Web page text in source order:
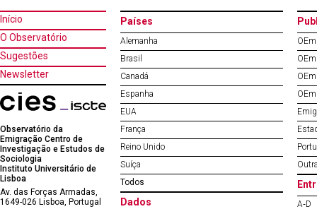
Início
O Observatório
Sugestões
Newsletter
Observatório da
Emigração Centro de
Investigação e Estudos de
Sociologia
Instituto Universitário de
Lisboa
Av. das Forças Armadas,
1649-026 Lisboa, Portugal
Países
Alemanha
Brasil
Canadá
Espanha
EUA
França
Reino Unido
Suíça
Todos
Dados
A‐D